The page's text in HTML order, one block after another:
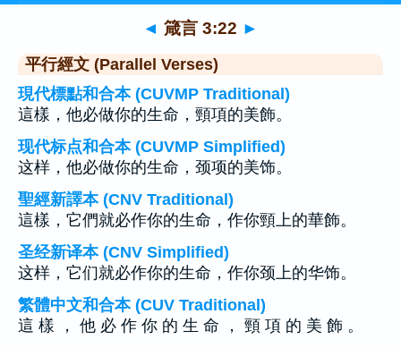
◄ 箴言 3:22 ►
平行經文 (Parallel Verses)
現代標點和合本 (CUVMP Traditional)
這樣，他必做你的生命，頸項的美飾。
现代标点和合本 (CUVMP Simplified)
这样，他必做你的生命，颈项的美饰。
聖經新譯本 (CNV Traditional)
這樣，它們就必作你的生命，作你頸上的華飾。
圣经新译本 (CNV Simplified)
这样，它们就必作你的生命，作你颈上的华饰。
繁體中文和合本 (CUV Traditional)
這 樣 ， 他 必 作 你 的 生 命 ， 頸 項 的 美 飾 。